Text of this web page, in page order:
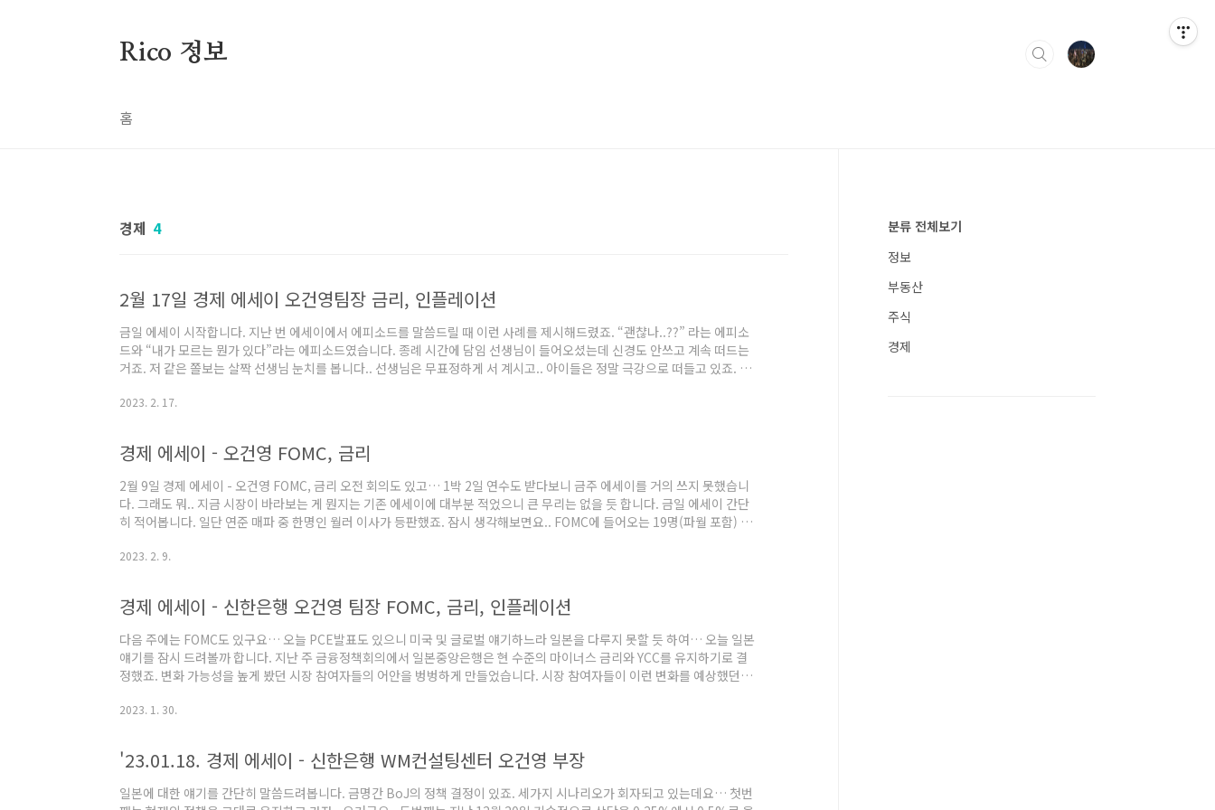
Rico 정보
홈
경제 4
2월 17일 경제 에세이 오건영팀장 금리, 인플레이션
금일 에세이 시작합니다. 지난 번 에세이에서 에피소드를 말씀드릴 때 이런 사례를 제시해드렸죠. “괜챦나..??” 라는 에피소
드와 “내가 모르는 뭔가 있다”라는 에피소드였습니다. 종례 시간에 담임 선생님이 들어오셨는데 신경도 안쓰고 계속 떠드는
거죠. 저 같은 쫄보는 살짝 선생님 눈치를 봅니다.. 선생님은 무표정하게 서 계시고.. 아이들은 정말 극강으로 떠들고 있죠. 다
들던 아이들은 책상 위에서 무릎 꿇고 혼나게 되죠. 다른 에피소드는 어딘가를 여행할 때 사람들이 몰려들어서 줄 서 있는 곳
2023. 2. 17.
경제 에세이 - 오건영 FOMC, 금리
2월 9일 경제 에세이 - 오건영 FOMC, 금리 오전 회의도 있고… 1박 2일 연수도 받다보니 금주 에세이를 거의 쓰지 못했습니
다. 그래도 뭐.. 지금 시장이 바라보는 게 뭔지는 기존 에세이에 대부분 적었으니 큰 무리는 없을 듯 합니다. 금일 에세이 간단
히 적어봅니다. 일단 연준 매파 중 한명인 월러 이사가 등판했죠. 잠시 생각해보면요.. FOMC에 들어오는 19명(파월 포함) 중
시장에 대한 어느 정도의 예측을 하고.. 그들의 주장이 맞아떨어질 때 다른 사람들과 대화할 때… “봐라.. 지난 번에 내가 한
2023. 2. 9.
경제 에세이 - 신한은행 오건영 팀장 FOMC, 금리, 인플레이션
다음 주에는 FOMC도 있구요… 오늘 PCE발표도 있으니 미국 및 글로벌 얘기하느라 일본을 다루지 못할 듯 하여… 오늘 일본
얘기를 잠시 드려볼까 합니다. 지난 주 금융정책회의에서 일본중앙은행은 현 수준의 마이너스 금리와 YCC를 유지하기로 결
정했죠. 변화 가능성을 높게 봤던 시장 참여자들의 어안을 벙벙하게 만들었습니다. 시장 참여자들이 이런 변화를 예상했던 데
데… 10년 금리가 0.5%를 분명히 넘어설 것이라는 기대에 10년 금리가 수시로 0.5%를 넘나들고 있었던 거죠. 이걸 제압하
2023. 1. 30.
'23.01.18. 경제 에세이 - 신한은행 WM컨설팅센터 오건영 부장
일본에 대한 얘기를 간단히 말씀드려봅니다. 금명간 BoJ의 정책 결정이 있죠. 세가지 시나리오가 회자되고 있는데요… 첫번
분류 전체보기
정보
부동산
주식
경제